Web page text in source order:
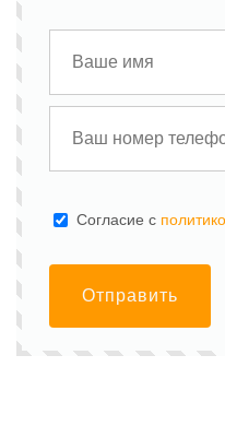
Cогласие с
Отправить